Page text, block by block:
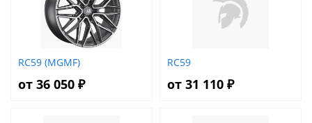
RC59 (MGMF)
от 36 050 ₽
RC59
от 31 110 ₽